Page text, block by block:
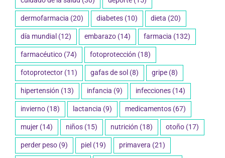
dermofarmacia (20) diabetes (10) dieta (20)
día mundial (12) embarazo (14) farmacia (132)
farmacéutico (74) fotoprotección (18)
fotoprotector (11) gafas de sol (8) gripe (8)
hipertensión (13) infancia (9) infecciones (14)
invierno (18) lactancia (9) medicamentos (67)
mujer (14) niños (15) nutrición (18) otoño (17)
perder peso (9) piel (19) primavera (21)